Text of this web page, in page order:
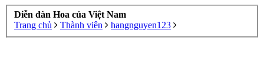
Diễn đàn Hoa của Việt Nam
Trang chủ
Thành viên hangnguyen123